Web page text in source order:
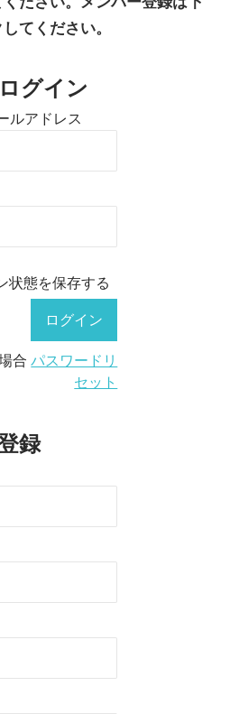
てください。
グイン
ルアドレス
状態を保存する
合パスワードリ
セット
録